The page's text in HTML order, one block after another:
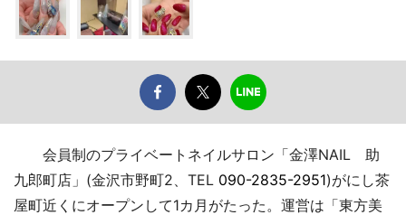
会員制のプライベートネイルサロン「金澤NAIL 助
九郎町店」(金沢市野町2、TEL 090-2835-2951)がにし茶
屋町近くにオープンして1カ月がたった。運営は「東方美